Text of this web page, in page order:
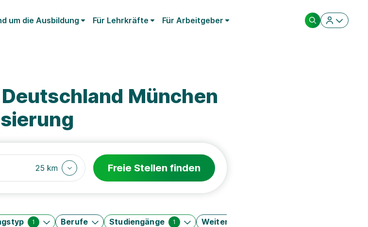
um die Ausbildung Für Lehrkräfte Für Arbeitgeber
München
25 km Freie Stellen finden
1 Berufe Studiengänge 1 Weitere Filter